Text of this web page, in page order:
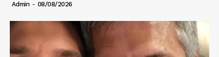
Admin - 08/08/2026